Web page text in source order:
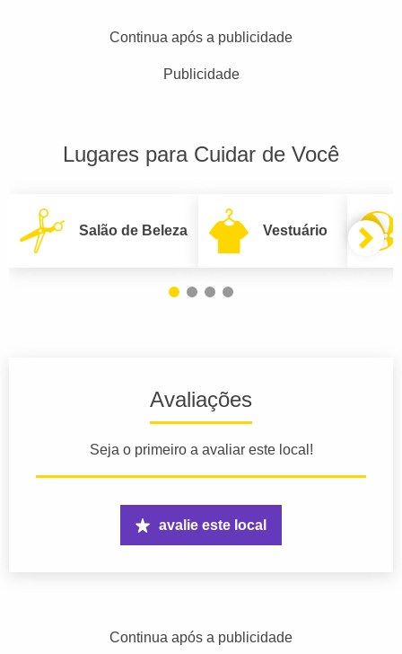
Continua após a publicidade
Publicidade
Lugares para Cuidar de Você
Salão de Beleza Vestuário
Avaliações
Seja o primeiro a avaliar este local!
avalie este local
Continua após a publicidade